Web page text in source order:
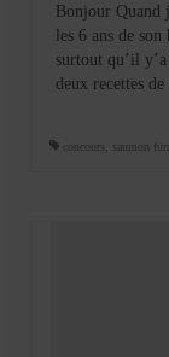
Bonjour Quand
les 6 ans de
surtout qu’il
deux recettes
concours saumon